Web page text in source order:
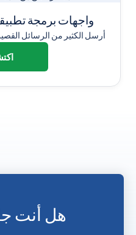
واجهات برمجة
أرسل الكثير من الرسائل
هل أنت